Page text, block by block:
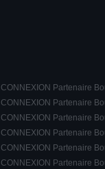
CONNEXION Partenaire
CONNEXION Partenaire
CONNEXION Partenaire
CONNEXION Partenaire
CONNEXION Partenaire
CONNEXION Partenaire